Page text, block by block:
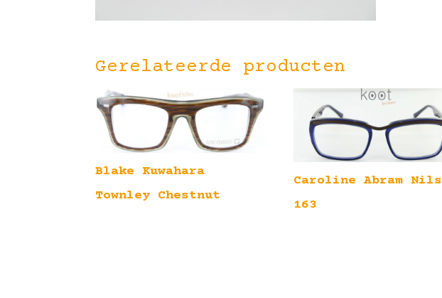
Gerelateerde producten
Blake Kuwahara
Townley Chestnut
Caroline Abram Nils
163